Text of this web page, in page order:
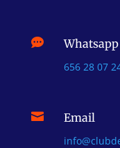
 Whatsapp
656 28 07
 Email